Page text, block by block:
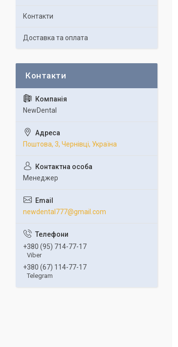
Контакти
Доставка та оплата
NewDental
Поштова, 3, Чернівці, Україна
Менеджер
newdental777@gmail.com
+380 (95) 714-77-17
Viber
+380 (67) 114-77-17
Telegram